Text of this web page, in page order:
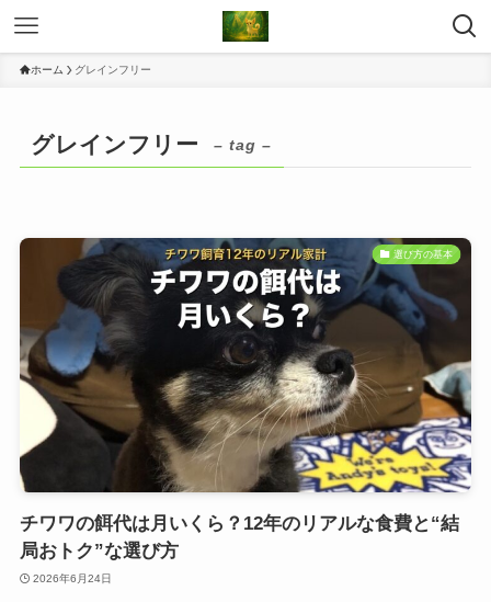
ホーム グレインフリー
グレインフリー – tag –
選び方の基本
チワワの餌代は月いくら？12年のリアルな食費と“結
局おトク”な選び方
2026年6月24日